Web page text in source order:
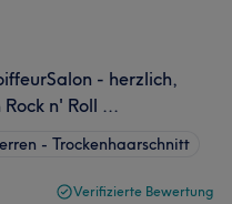
- herzlich,
n' Roll ...
- Trockenhaarschnitt
Verifizierte Bewertung